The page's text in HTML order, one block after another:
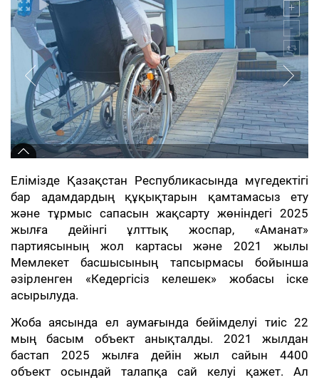
Елімізде Қазақстан Республикасында мүгедектігі
бар адамдардың құқықтарын қамтамасыз ету
және тұрмыс сапасын жақсарту жөніндегі 2025
жылға дейінгі ұлттық жоспар, «Аманат»
партиясының жол картасы және 2021 жылы
Мемлекет басшысының тапсырмасы бойынша
әзірленген «Кедергісіз келешек» жобасы іске
асырылуда.
Жоба аясында ел аумағында бейімделуі тиіс 22
мың басым объект анықталды. 2021 жылдан
бастап 2025 жылға дейін жыл сайын 4400
объект осындай талапқа сай келуі қажет. Ал